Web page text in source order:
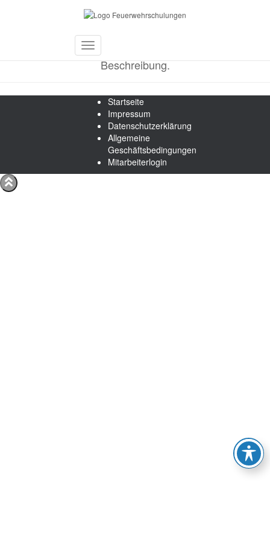
Toggle
Navigation
Beschreibung.
Startseite
Impressum
Datenschutzerklärung
Allgemeine
Geschäftsbedingungen
Mitarbeiterlogin